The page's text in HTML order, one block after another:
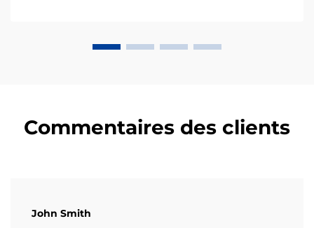
Commentaires des clients
John Smith